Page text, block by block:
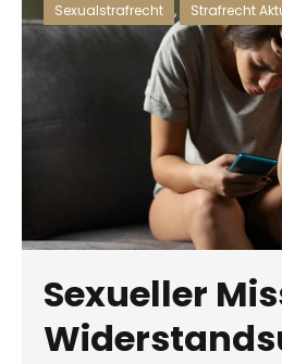
Sexueller
Sexualstrafrecht , Strafrecht